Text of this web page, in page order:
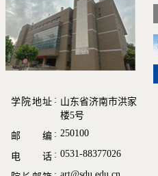
学院地址
山东省济南市洪家
楼5号
邮 编
250100
电 话 0531-88377026